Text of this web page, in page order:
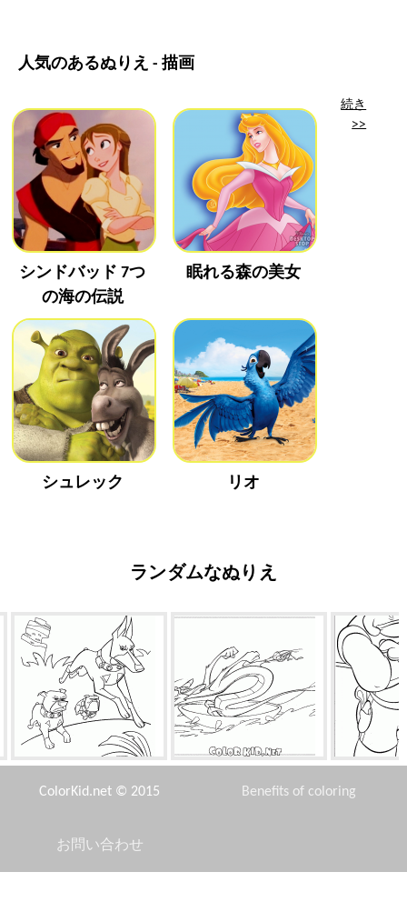
人気のあるぬりえ - 描画
シンドバッド 7つ
の海の伝説
眠れる森の美女
シュレック リオ
続き
>>
ランダムなぬりえ
3匹の犬
水に浮かぶムーシューとコオ
ガントは
ColorKid.net © 2015 Benefits of coloring
お問い合わせ